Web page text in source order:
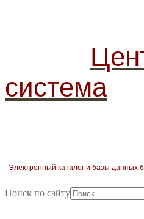
система
Электронный каталог и базы данных
Поиск по сайту